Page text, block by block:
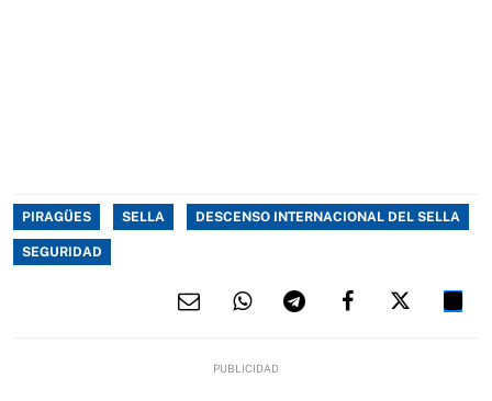
PIRAGÜES SELLA DESCENSO INTERNACIONAL DEL SELLA
SEGURIDAD